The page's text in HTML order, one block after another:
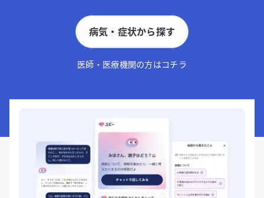
病気・症状から探す
医師・医療機関の方はコチラ